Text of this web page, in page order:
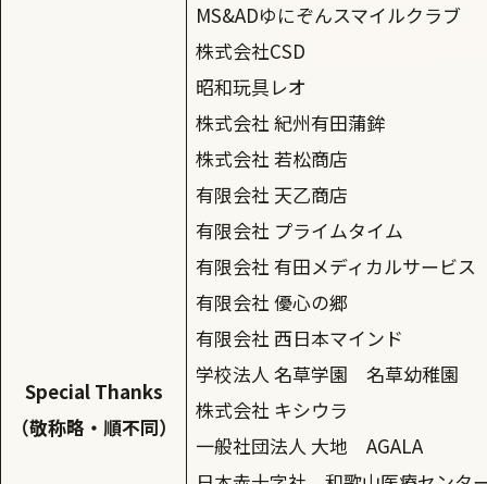
Special Thanks
（敬称略・順不同）
MS&ADゆにぞんスマイルクラブ
株式会社CSD
昭和玩具レオ
株式会社 紀州有田蒲鉾
株式会社 若松商店
有限会社 天乙商店
有限会社 プライムタイム
有限会社 有田メディカルサービス
有限会社 優心の郷
有限会社 西日本マインド
学校法人 名草学園 名草幼稚園
株式会社 キシウラ
一般社団法人 大地 AGALA